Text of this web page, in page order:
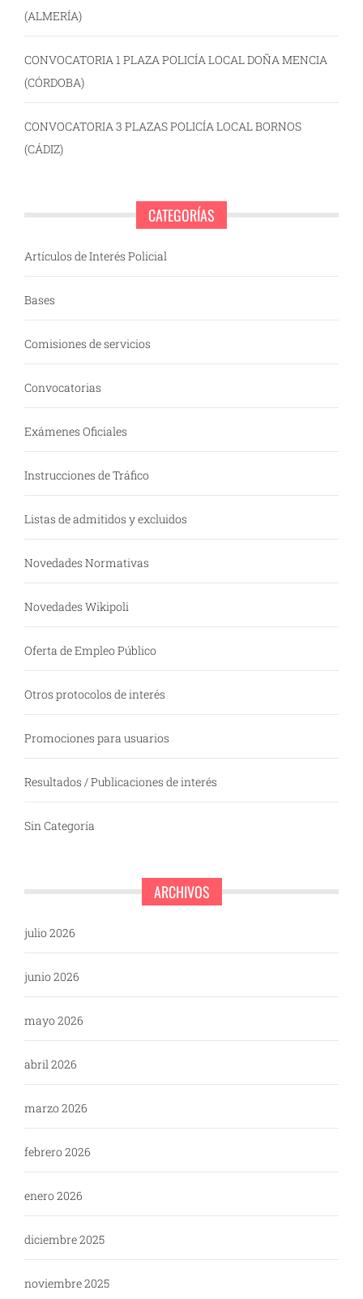
(ALMERÍA)
CONVOCATORIA 1 PLAZA POLICÍA LOCAL DOÑA MENCIA
(CÓRDOBA)
CONVOCATORIA 3 PLAZAS POLICÍA LOCAL BORNOS
(CÁDIZ)
CATEGORÍAS
Artículos de Interés Policial
Bases
Comisiones de servicios
Convocatorias
Exámenes Oficiales
Instrucciones de Tráfico
Listas de admitidos y excluidos
Novedades Normativas
Novedades Wikipoli
Oferta de Empleo Público
Otros protocolos de interés
Promociones para usuarios
Resultados / Publicaciones de interés
Sin Categoría
ARCHIVOS
julio 2026
junio 2026
mayo 2026
abril 2026
marzo 2026
febrero 2026
enero 2026
diciembre 2025
noviembre 2025